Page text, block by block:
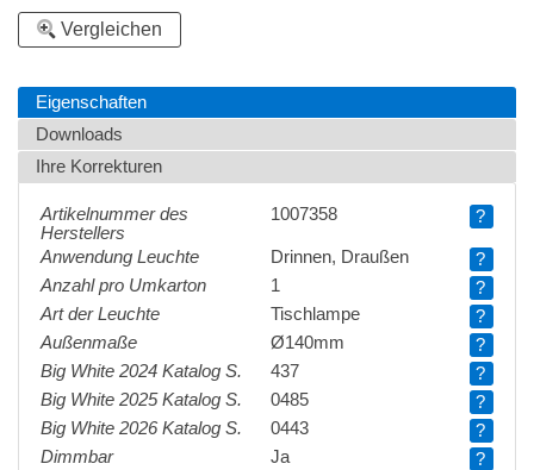
Vergleichen
Eigenschaften
Downloads
Ihre Korrekturen
Artikelnummer des
Herstellers
1007358 ?
Anwendung Leuchte Drinnen, Draußen
?
Anzahl pro Umkarton
1
?
Art der Leuchte
Tischlampe
?
Außenmaße
Ø140mm
?
Big White 2024 Katalog S.
437
?
Big White 2025 Katalog S.
0485
?
Big White 2026 Katalog S.
0443
?
Dimmbar
Ja
?